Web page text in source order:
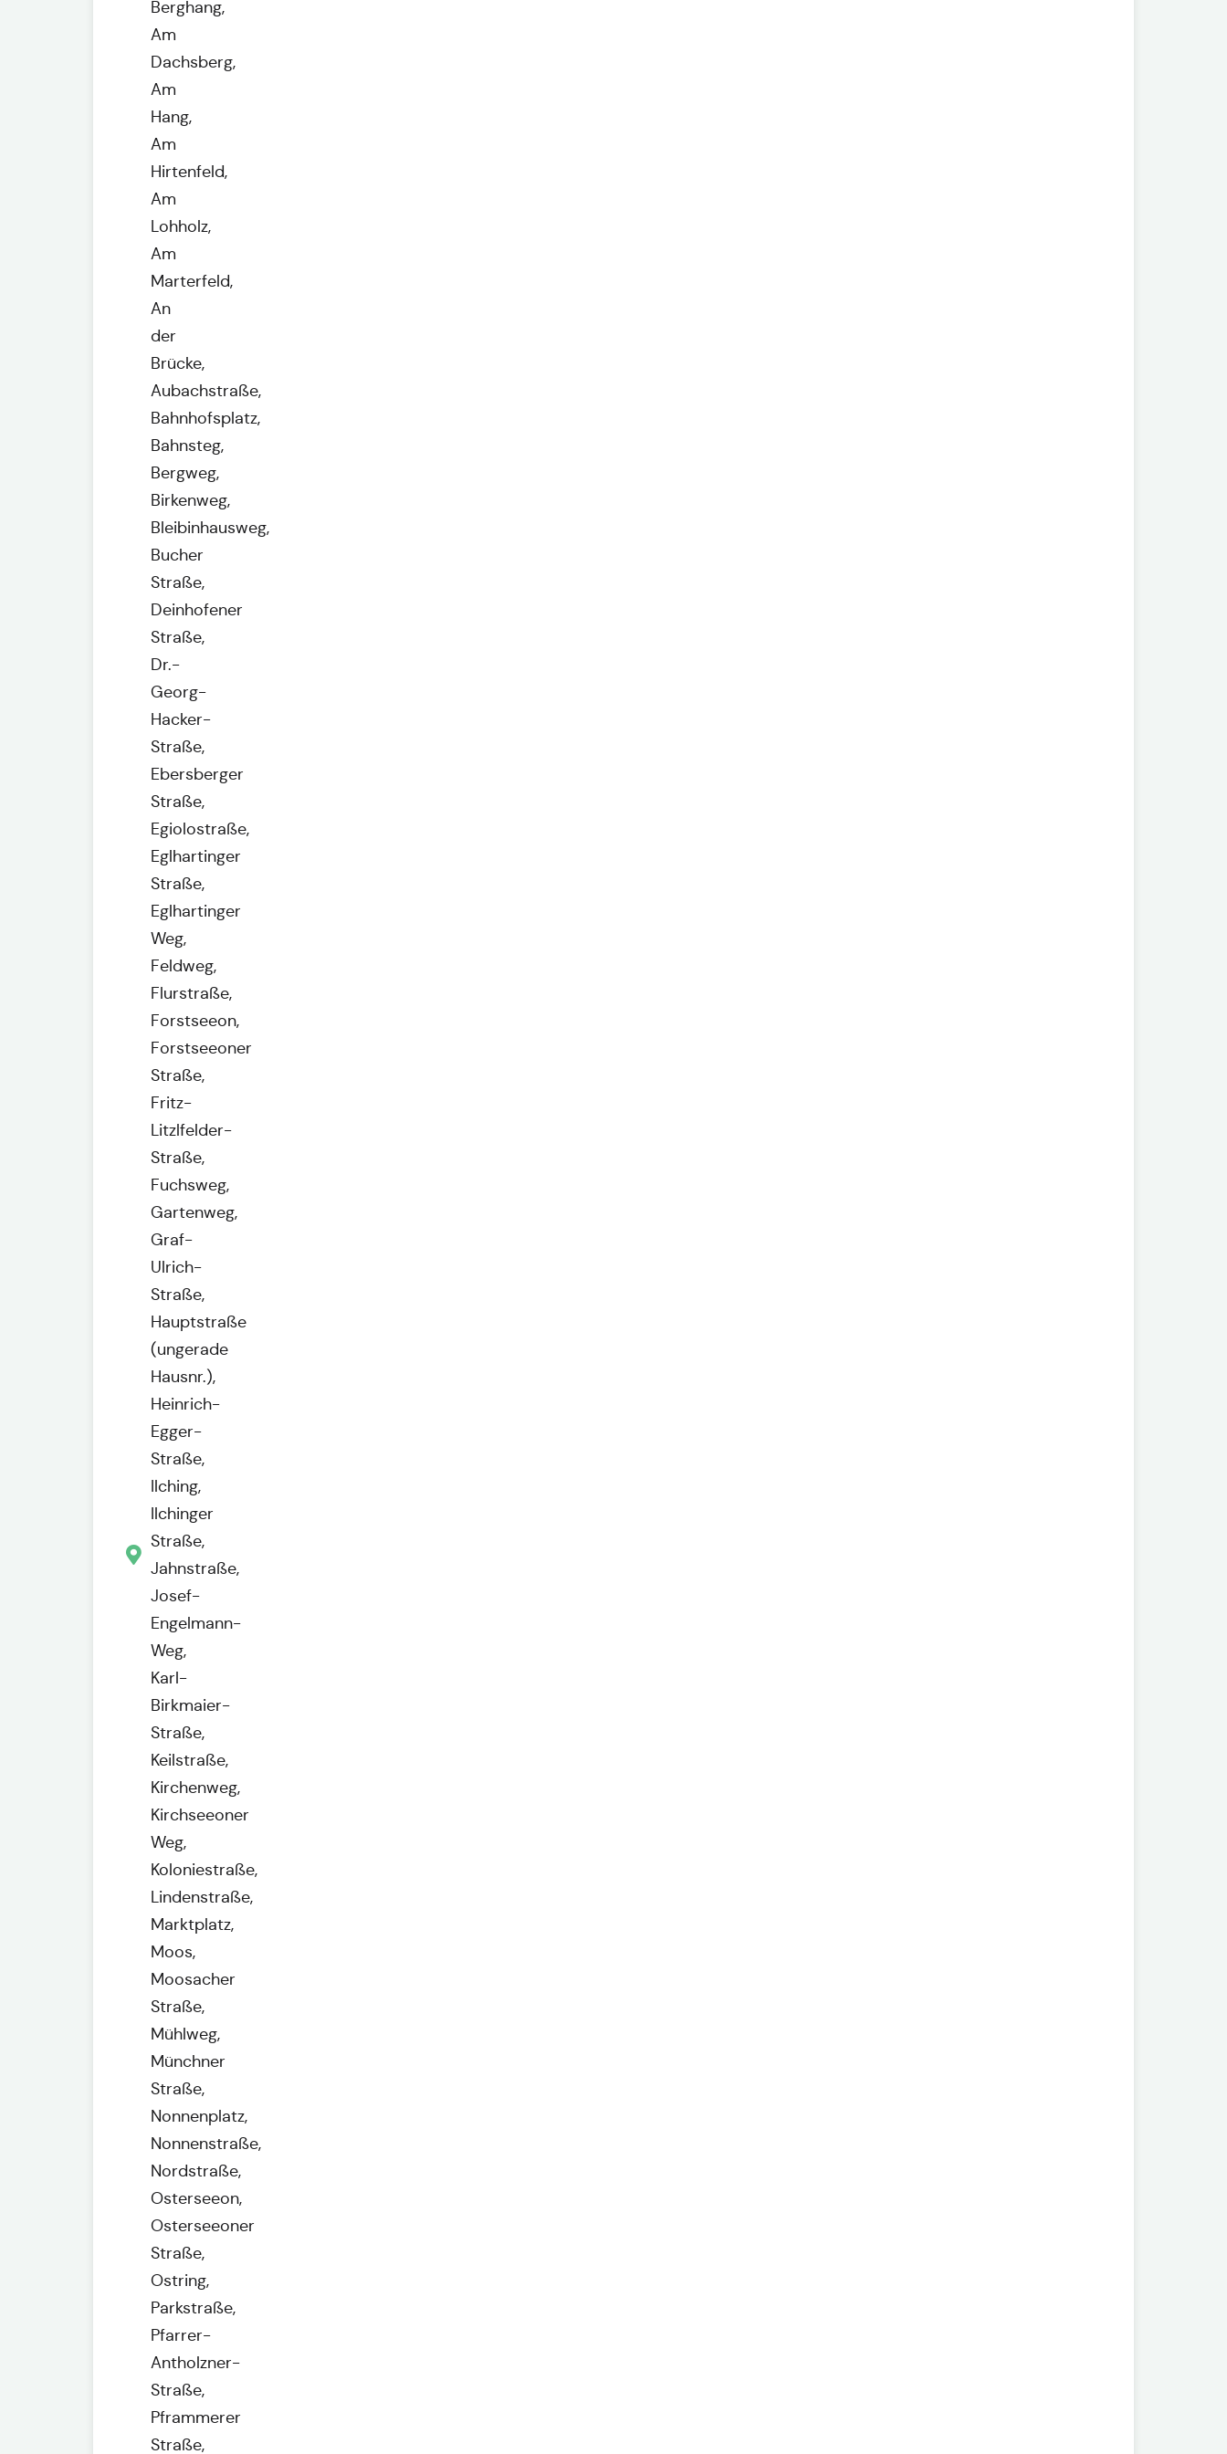
Berghang,
Am
Dachsberg,
Am
Hang,
Am
Hirtenfeld,
Am
Lohholz,
Am
Marterfeld,
An
der
Brücke,
Aubachstraße,
Bahnhofsplatz,
Bahnsteg,
Bergweg,
Birkenweg,
Bleibinhausweg,
Bucher
Straße,
Deinhofener
Straße,
Dr.-
Georg-
Hacker-
Straße,
Ebersberger
Straße,
Egiolostraße,
Eglhartinger
Straße,
Eglhartinger
Weg,
Feldweg,
Flurstraße,
Forstseeon,
Forstseeoner
Straße,
Fritz-
Litzlfelder-
Straße,
Fuchsweg,
Gartenweg,
Graf-
Ulrich-
Straße,
Hauptstraße
(ungerade
Hausnr.),
Heinrich-
Egger-
Straße,
Ilching,
Ilchinger
Straße,
Jahnstraße,
Josef-
Engelmann-
Weg,
Karl-
Birkmaier-
Straße,
Keilstraße,
Kirchenweg,
Kirchseeoner
Weg,
Koloniestraße,
Lindenstraße,
Marktplatz,
Moos,
Moosacher
Straße,
Mühlweg,
Münchner
Straße,
Nonnenplatz,
Nonnenstraße,
Nordstraße,
Osterseeon,
Osterseeoner
Straße,
Ostring,
Parkstraße,
Pfarrer-
Antholzner-
Straße,
Pframmerer
Straße,